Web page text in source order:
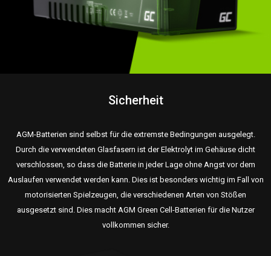
Sicherheit
AGM-Batterien sind selbst für die extremste Bedingungen ausgelegt.
Durch die verwendeten Glasfasern ist der Elektrolyt im Gehäuse dicht
verschlossen, so dass die Batterie in jeder Lage ohne Angst vor dem
Auslaufen verwendet werden kann. Dies ist besonders wichtig im Fall von
motorisierten Spielzeugen, die verschiedenen Arten von Stößen
ausgesetzt sind. Dies macht AGM Green Cell-Batterien für die Nutzer
vollkommen sicher.